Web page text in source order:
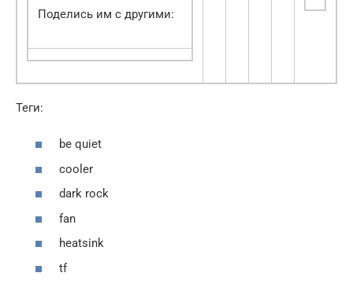
Поделись им с другими:
Теги:
be quiet
cooler
dark rock
fan
heatsink
tf